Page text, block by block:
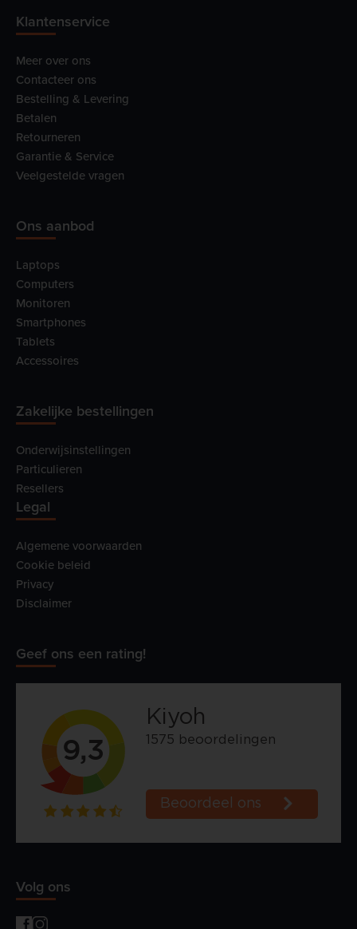
Klantenservice
Meer over ons
Contacteer ons
Bestelling & Levering
Betalen
Retourneren
Garantie & Service
Veelgestelde vragen
Ons aanbod
Laptops
Computers
Monitoren
Smartphones
Tablets
Accessoires
Zakelijke bestellingen
Onderwijsinstellingen
Particulieren
Resellers
Legal
Algemene voorwaarden
Cookie beleid
Privacy
Disclaimer
Geef ons een rating!
Volg ons